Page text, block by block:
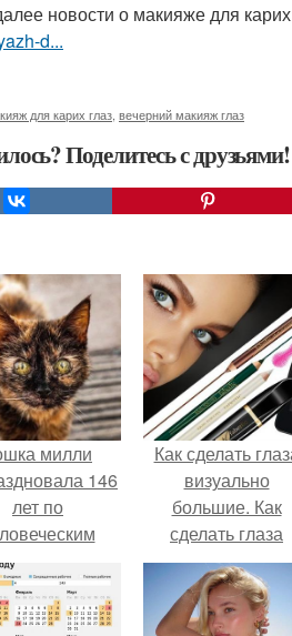
новости о макияже для карих
d...
для карих глаз вечерний макияж глаз
Поделитесь с друзьями!
милли
146
лет по
и
на
самой
Как сделать
визуально
большие. Как
сделать глаза
визуально